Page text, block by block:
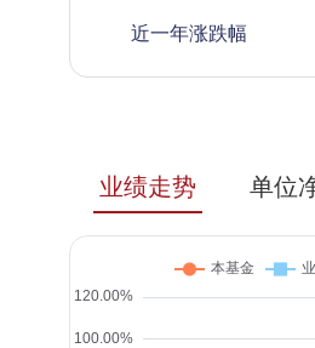
近一年涨跌幅
业绩走势 单位